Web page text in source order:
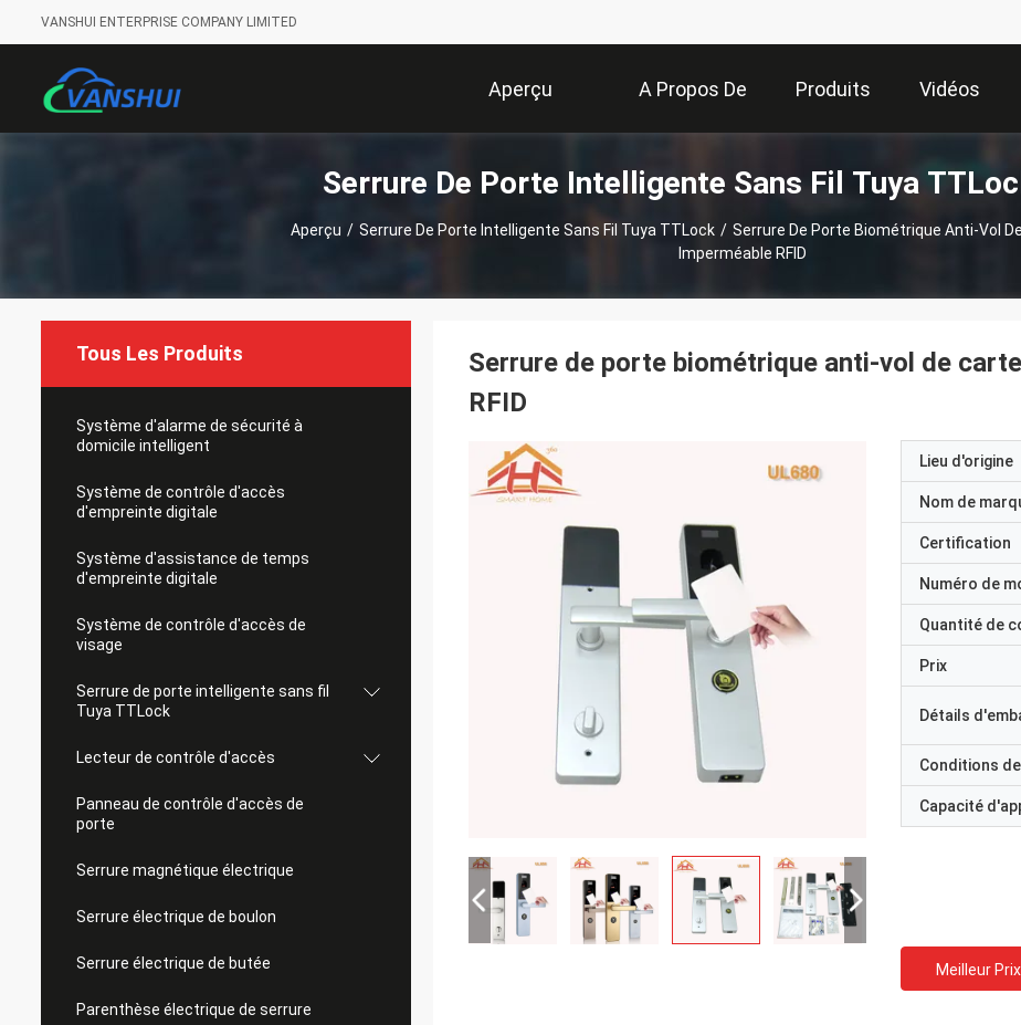
VANSHUI ENTERPRISE COMPANY LIMITED
Aperçu A Propos De
Nous
Produits Vidéos
Serrure De Porte Intelligente Sans Fil Tuya
Aperçu / Serrure De Porte Intelligente Sans Fil Tuya TTLock / Serrure De Porte Biométrique Anti-Vol
Imperméable RFID
Tous Les Produits
Système d'alarme de sécurité à
domicile intelligent
Système de contrôle d'accès
d'empreinte digitale
Système d'assistance de temps
d'empreinte digitale
Système de contrôle d'accès de
visage
Serrure de porte intelligente sans fil
Tuya TTLock
Lecteur de contrôle d'accès
Panneau de contrôle d'accès de
porte
Serrure magnétique électrique
Serrure électrique de boulon
Serrure électrique de butée
Parenthèse électrique de serrure
Serrure de porte biométrique anti-vol de
RFID
Lieu d'origine
Nom de
Certification
Numéro de
Quantité de
Prix
Détails
Conditions
Capacité
Meilleur Prix